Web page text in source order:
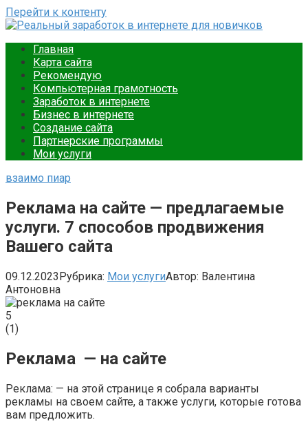
Перейти к контенту
Ваш путеводитель в мире онлайн-заработка. Подробные
инструкции, советы и примеры для новичков. Начните
зарабатывать уже сегодня.
Главная
Карта сайта
Рекомендую
Компьютерная грамотность
Заработок в интернете
Бизнес в интернете
Создание сайта
Партнерские программы
Мои услуги
взаимо пиар
Реклама на сайте — предлагаемые
услуги. 7 способов продвижения
Вашего сайта
09.12.2023Рубрика: Мои услугиАвтор: Валентина
Антоновна
5
(1)
Реклама — на сайте
Реклама: — на этой странице я собрала варианты
рекламы на своем сайте, а также услуги, которые готова
вам предложить.